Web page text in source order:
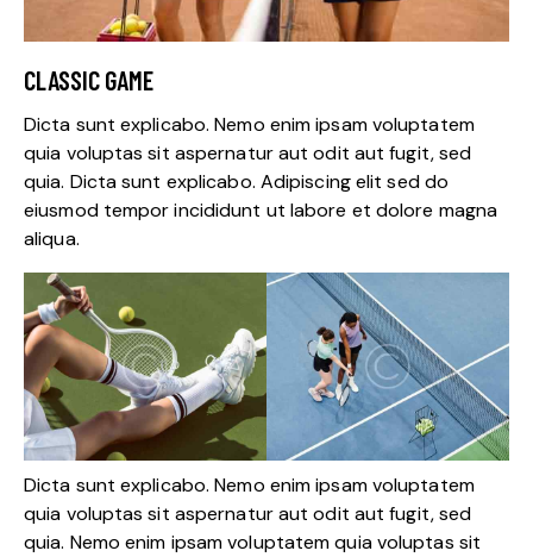
CLASSIC GAME
Dicta sunt explicabo. Nemo enim ipsam voluptatem
quia voluptas sit aspernatur aut odit aut fugit, sed
quia. Dicta sunt explicabo. Adipiscing elit sed do
eiusmod tempor incididunt ut labore et dolore magna
aliqua.
Dicta sunt explicabo. Nemo enim ipsam voluptatem
quia voluptas sit aspernatur aut odit aut fugit, sed
quia. Nemo enim ipsam voluptatem quia voluptas sit